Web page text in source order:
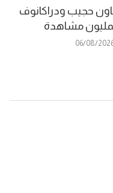
حجيب ودراكانوف
مشاهدة
06/08/